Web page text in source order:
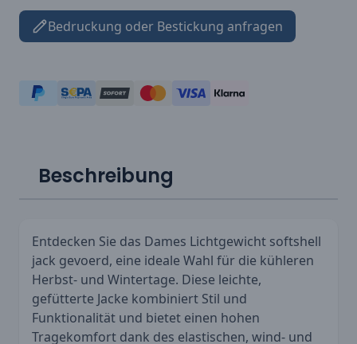
Bedruckung oder Bestickung anfragen
Beschreibung
Entdecken Sie das Dames Lichtgewicht softshell
jack gevoerd, eine ideale Wahl für die kühleren
Herbst- und Wintertage. Diese leichte,
gefütterte Jacke kombiniert Stil und
Funktionalität und bietet einen hohen
Tragekomfort dank des elastischen, wind- und